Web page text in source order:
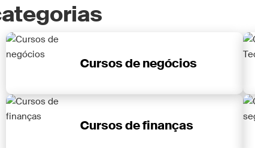
Cursos de negócios
Cursos de finanças